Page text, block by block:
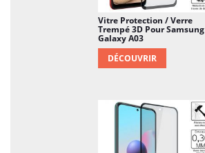
Vitre Protection / Verre
Trempé 3D Pour Samsung
Galaxy A03
DÉCOUVRIR